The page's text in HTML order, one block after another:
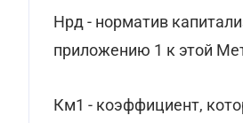
Нрд - норматив
приложению 1 к этой
Км1 - коэффициент,